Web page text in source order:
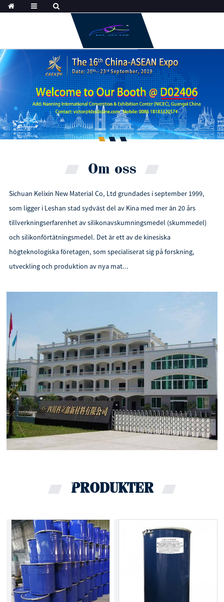
Om oss
Sichuan Kelixin New Material Co, Ltd grundades i september 1999,
som ligger i Leshan stad sydväst del av Kina med mer än 20 års
tillverkningserfarenhet av silikonavskumningsmedel (skummedel)
och silikonförtätningsmedel. Det är ett av de kinesiska
högteknologiska företagen, som specialiserat sig på forskning,
utveckling och produktion av nya mat...
PRODUKTER